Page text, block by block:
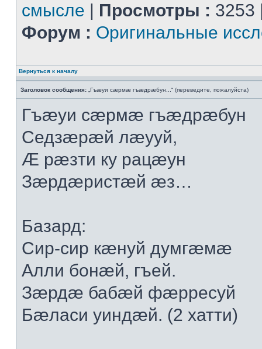
смысле | Просмотры :
Форум : Оригинальные
Вернуться к началу
Заголовок сообщения: „Гъæуи сæрмæ гъæдрæбун...“ (переведите, пожалуйста)
Гъæуи сæрмæ гъæдрæбун
Седзæрæй лæууй,
Æ рæзти ку рацæун
Зæрдæристæй æз…
Базард:
Сир-сир кæнуй думгæмæ
Алли бонæй, гъей.
Зæрдæ бабæй фæрресуй
Бæласи уиндæй. (2 хатти)